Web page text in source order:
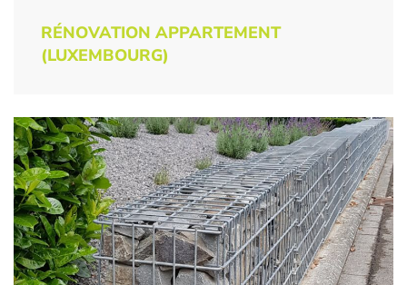
RÉNOVATION APPARTEMENT
(LUXEMBOURG)